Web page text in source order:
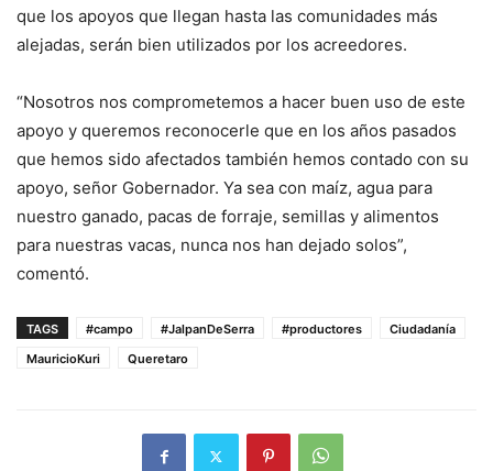
que los apoyos que llegan hasta las comunidades más
alejadas, serán bien utilizados por los acreedores.
“Nosotros nos comprometemos a hacer buen uso de este
apoyo y queremos reconocerle que en los años pasados
que hemos sido afectados también hemos contado con su
apoyo, señor Gobernador. Ya sea con maíz, agua para
nuestro ganado, pacas de forraje, semillas y alimentos
para nuestras vacas, nunca nos han dejado solos”,
comentó.
TAGS #campo #JalpanDeSerra #productores
Ciudadanía
MauricioKuri
Queretaro